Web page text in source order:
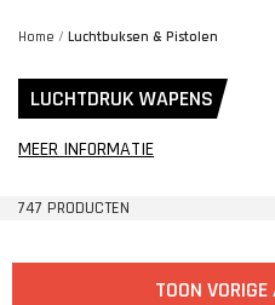
Home / Luchtbuksen & Pistolen
LUCHTDRUK WAPENS
MEER INFORMATIE
747 PRODUCTEN
TOON